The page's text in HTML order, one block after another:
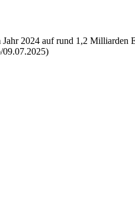
2024 auf rund 1,2 Milliarden
09.07.2025)